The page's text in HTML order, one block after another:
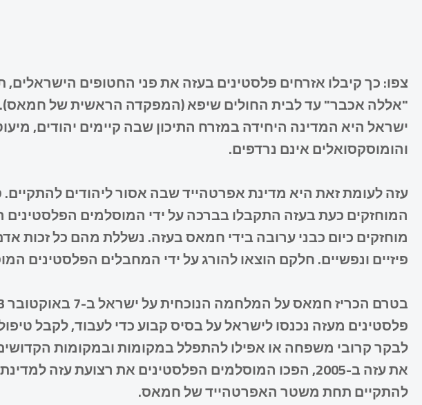
צפו: כך קיבלו אזרחים פלסטינים בעזה את פני החטופים הישראלים,
"אללה אכבר" עד לבית החולים שיפא (המפקדה הראשית של חמאס).
ישראל היא המדינה היחידה במזרח התיכון שבה קיימים יהודים,
והומוסקסואלים אינם נרדפים.
עזה לעומת זאת היא מדינת אפרטהייד שבה אסור ליהודים להתקיים.
המוחזקים כעת בעזה התקבלו בברכה על ידי המוסלמים
מוחזקים כיום כבני ערובה בידי חמאס בעזה. נשללת מהם כל זכות
פיזיים ונפשיים. חלקם הוצאו להורג על ידי המחבלים הפלסטינים
פלסטינים מעזה נכנסו לישראל על בסיס קבוע כדי לעבוד, לקבל
לבקר קרובי משפחה או אפילו להתפלל במקומות ובמקומות
את עזה ב-2005, הפכו המוסלמים הפלסטינים את רצועת עזה
להתקיים תחת משטר האפרטהייד של חמאס.